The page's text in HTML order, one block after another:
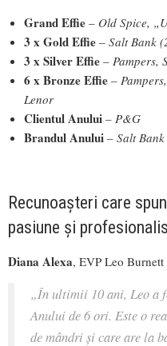
Grand Effie – Old Spice,
3 x Gold Effie – Salt Bank
3 x Silver Effie – Pampers,
6 x Bronze Effie –
Lenor
Clientul Anului – P&G
Brandul Anului – Salt Bank
Recunoașteri care
pasiune și
Diana Alexa, EVP Leo
„În ultimii 10 ani, Leo a
Anului de 6 ori. Este o
de mândri și care are la